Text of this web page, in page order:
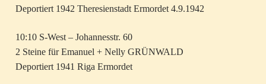
Deportiert 1942 Theresienstadt Ermordet 4.9.1942
10:10 S-West – Johannesstr. 60
2 Steine für Emanuel + Nelly GRÜNWALD
Deportiert 1941 Riga Ermordet